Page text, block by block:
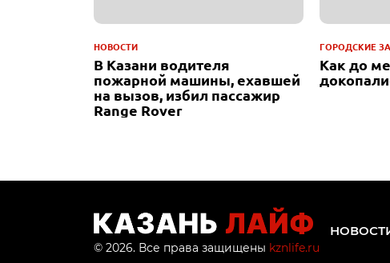
НОВОСТИ
В Казани водителя
пожарной машины, ехавшей
на вызов, избил пассажир
Range Rover
ГОРОДСКИЕ
Как до
© 2026. Все права защищены kznlife.ru